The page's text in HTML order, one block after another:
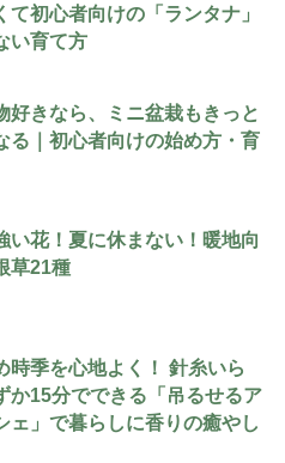
て初心者向けの「ランタナ」
い育て方
好きなら、ミニ盆栽もきっと
る｜初心者向けの始め方・育
い花！夏に休まない！暖地向
草21種
時季を心地よく！ 針糸いら
か15分でできる「吊るせるア
ェ」で暮らしに香りの癒やし